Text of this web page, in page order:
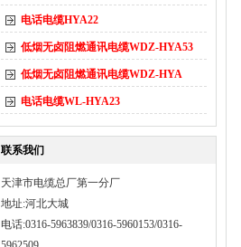
电话电缆HYA22
低烟无卤阻燃通讯电缆WDZ-HYA53
低烟无卤阻燃通讯电缆WDZ-HYA
电话电缆WL-HYA23
联系我们
天津市电缆总厂第一分厂
地址:河北大城
电话:0316-5963839/0316-5960153/0316-